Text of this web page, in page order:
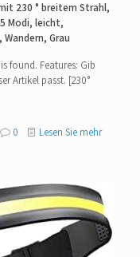
230 ° breitem Strahl,
Modi, leicht,
Grau
found. Features: Gib
Artikel passt. [230°
0 Lesen Sie mehr